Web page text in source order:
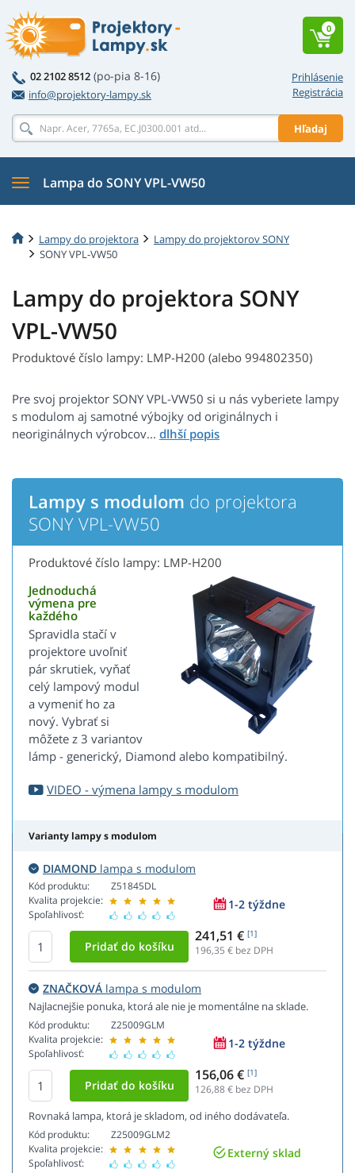
Prihlásenie
Registrácia
02 2102 8512 (po-pia 8-16)
info@projektory-lampy.sk
Hľadaj
0
Lampa do SONY VPL-VW50
Lampy do projektora
Lampy do projektorov SONY
SONY VPL-VW50
Lampy do projektora SONY
VPL-VW50
Produktové číslo lampy: LMP-H200 (alebo 994802350)
Pre svoj projektor SONY VPL-VW50 si u nás vyberiete lampy
s modulom aj samotné výbojky od originálnych i
neoriginálnych výrobcov...
Lampy s modulom do projektora
SONY VPL-VW50
Produktové číslo lampy: LMP-H200
Jednoduchá
výmena pre
každého
Spravidla stačí v
projektore uvoľniť
pár skrutiek, vyňať
celý lampový modul
a vymeniť ho za
nový. Vybrať si
môžete z 3 variantov
lámp - generický, Diamond alebo kompatibilný.
VIDEO - výmena lampy s modulom
Varianty lampy s modulom
DIAMOND lampa s modulom
Kód produktu:
Kvalita projekcie:
Spoľahlivosť:
Z51845DL
1-2 týždne
241,51 € [1]
196,35 € bez DPH
ZNAČKOVÁ lampa s modulom
Najlacnejšie ponuka, ktorá ale nie je momentálne na sklade.
Kód produktu:
Kvalita projekcie:
Spoľahlivosť:
Z25009GLM
1-2 týždne
156,06 € [1]
126,88€ bez DPH
Rovnaká lampa, ktorá je skladom, od iného dodávateľa.
Kód produktu:
Kvalita projekcie:
Spoľahlivosť:
Z25009GLM2
Externý sklad